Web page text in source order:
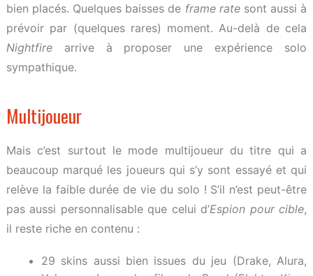
bien placés. Quelques baisses de frame ratesont aussi à
prévoir par (quelques rares) moment. Au-delà de cela
Nightfirearrive à proposer une expérience solo
sympathique.
Multijoueur
Mais c’est surtout le mode multijoueur du titre qui a
beaucoup marqué les joueurs qui s’y sont essayé et qui
relève la faible durée de vie du solo ! S’il n’est peut-être
pas aussi personnalisable que celui d’Espion pour cible,
il reste riche en contenu :
29 skins aussi bien issues du jeu (Drake, Alura,